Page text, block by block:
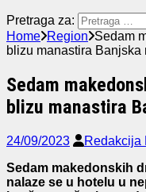
Pretraga za:
Home Region Sedam
blizu manastira Banjska
Sedam
blizu manastira
24/09/2023 Redakcija
Sedam makedonskih
nalaze se u hotelu u